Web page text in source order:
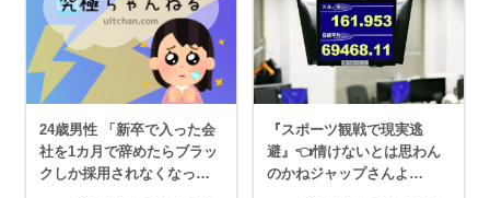
24歳男性 「新卒で入った会
社を1カ月で辞めたらブラッ
クしか採用されなくなっ
『スポーツ観戦で現実逃
避』👈情けないとは思わん
のかねジャップさんよ…